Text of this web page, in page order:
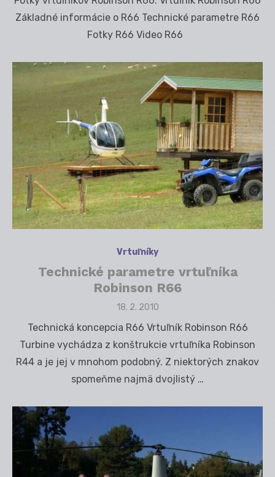
Základné informácie o R66 Technické parametre R66
Fotky R66 Video R66
Vrtuľníky
Technické parametre vrtuľníka
Robinson R66
Posted
18. 2. 2010
Technická koncepcia R66 Vrtuľník Robinson R66
Turbine vychádza z konštrukcie vrtuľníka Robinson
R44 a je jej v mnohom podobný. Z niektorých znakov
spomeňme najmä dvojlistý …